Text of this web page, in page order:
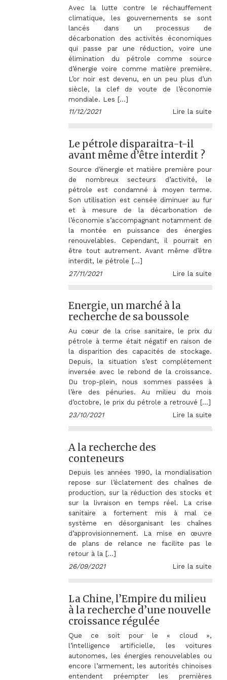
Avec la lutte contre le réchauffement
climatique, les gouvernements se sont
lancés dans un processus de
décarbonation des activités économiques
qui passe par une réduction, voire une
élimination du pétrole comme source
d’énergie voire comme matière première.
L’or noir est devenu, en un peu plus d’un
siècle, la clef de voute de l’économie
mondiale. Les […]
11/12/2021
Lire la suite
Le pétrole disparaitra-t-il
avant même d’être interdit ?
Source d’énergie et matière première pour
de nombreux secteurs d’activité, le
pétrole est condamné à moyen terme.
Son utilisation est censée diminuer au fur
et à mesure de la décarbonation de
l’économie s’accompagnant notamment de
la montée en puissance des énergies
renouvelables. Cependant, il pourrait en
être tout autrement. Avant même d’être
interdit, le pétrole […]
27/11/2021
Lire la suite
Energie, un marché à la
recherche de sa boussole
Au cœur de la crise sanitaire, le prix du
pétrole à terme était négatif en raison de
la disparition des capacités de stockage.
Depuis, la situation s’est complétement
inversée avec le rebond de la croissance.
Du trop-plein, nous sommes passées à
l’ère des pénuries. Au milieu du mois
d’octobre, le prix du pétrole a retrouvé […]
23/10/2021
Lire la suite
A la recherche des
conteneurs
Depuis les années 1990, la mondialisation
repose sur l’éclatement des chaînes de
production, sur la réduction des stocks et
sur la livraison en temps réel. La crise
sanitaire a fortement mis à mal ce
système en désorganisant les chaînes
d’approvisionnement. La mise en œuvre
de plans de relance ne facilite pas le
retour à la […]
26/09/2021
Lire la suite
La Chine, l’Empire du milieu
à la recherche d’une nouvelle
croissance régulée
Que ce soit pour le « cloud »,
l’intelligence artificielle, les voitures
autonomes, les énergies renouvelables ou
encore l’armement, les autorités chinoises
entendent préempter les premières